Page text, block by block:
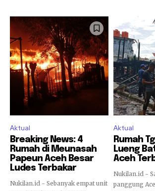
Aktual
Breaking News: 4
Rumah di Meunasah
Papeun Aceh Besar
Ludes Terbakar
Nukilan.id - Sebanyak empat unit
Aktual
Rumah
Lueng
Aceh
Nukilan.id -
panggung